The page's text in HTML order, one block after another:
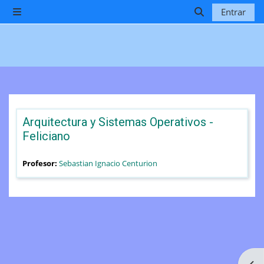
Salta al contenido principal
Panel lateral
Selector de
Entrar
Arquitectura y Sistemas Operativos -
Feliciano
Profesor:Sebastian Ignacio Centurion